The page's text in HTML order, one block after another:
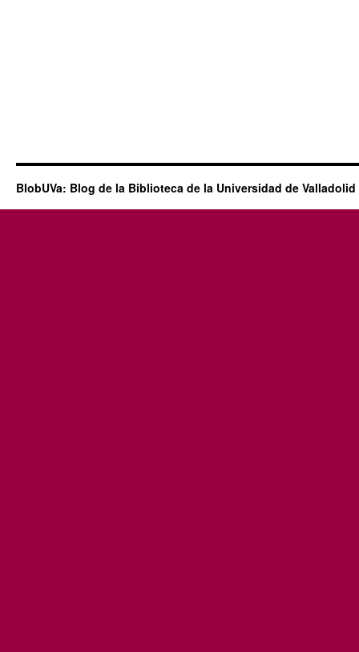
BlobUVa: Blog de la Biblioteca de la Universidad de Valladolid